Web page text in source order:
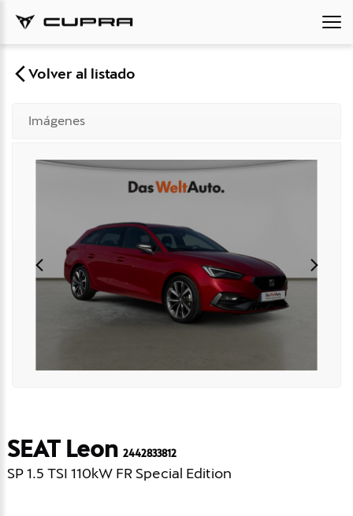
Volver al listado
Imágenes
SEAT Leon 2442833812
SP 1.5 TSI 110kW FR Special Edition